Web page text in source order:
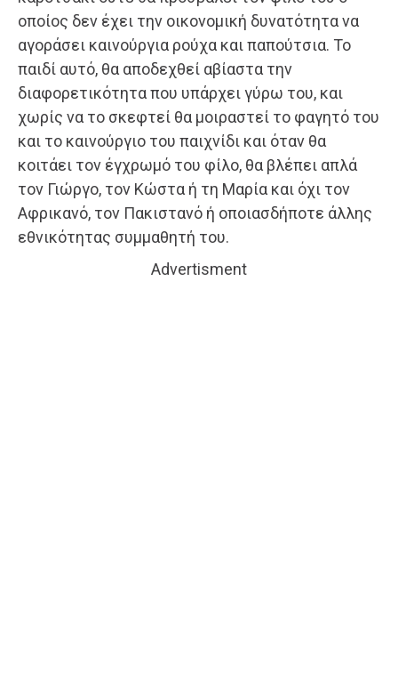
οποίος δεν έχει την οικονομική δυνατότητα να
αγοράσει καινούργια ρούχα και παπούτσια. Το
παιδί αυτό, θα αποδεχθεί αβίαστα την
διαφορετικότητα που υπάρχει γύρω του, και
χωρίς να το σκεφτεί θα μοιραστεί το φαγητό του
και το καινούργιο του παιχνίδι και όταν θα
κοιτάει τον έγχρωμό του φίλο, θα βλέπει απλά
τον Γιώργο, τον Κώστα ή τη Μαρία και όχι τον
Αφρικανό, τον Πακιστανό ή οποιασδήποτε άλλης
εθνικότητας συμμαθητή του.
Advertisment